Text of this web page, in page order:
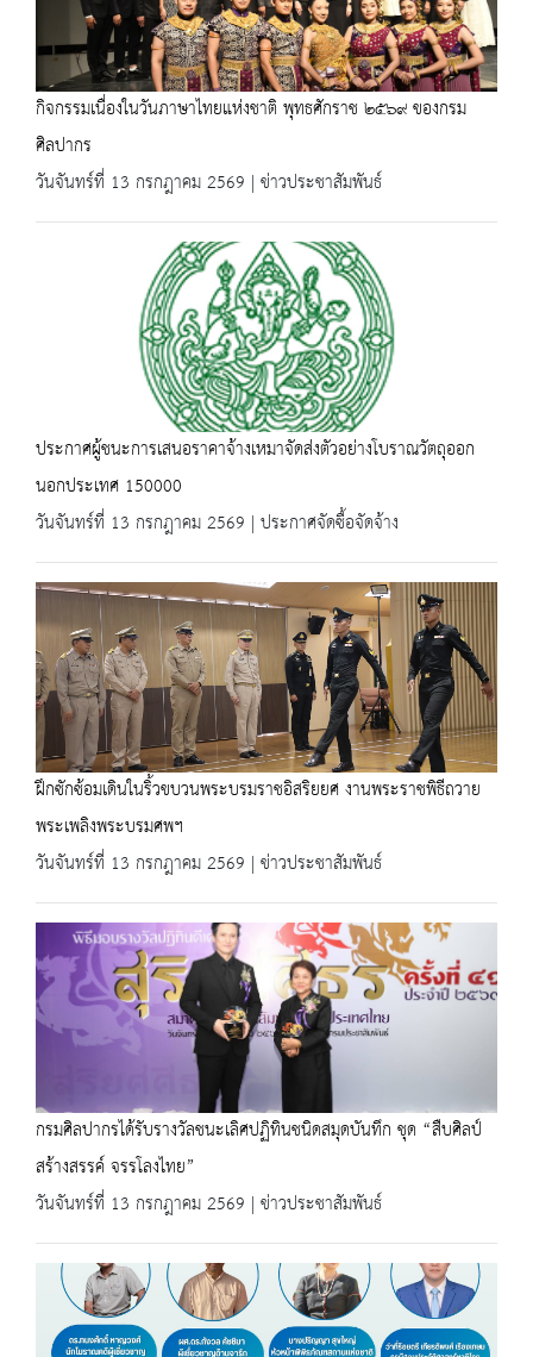
กิจกรรมเนื่องในวันภาษาไทยแห่งชาติ พุทธศักราช ๒๕๖๙ ของกรม
ศิลปากร
วันจันทร์ที่ 13 กรกฎาคม 2569 | ข่าวประชาสัมพันธ์
ประกาศผู้ชนะการเสนอราคาจ้างเหมาจัดส่งตัวอย่างโบราณวัตถุออก
นอกประเทศ 150000
วันจันทร์ที่ 13 กรกฎาคม 2569 | ประกาศจัดซื้อจัดจ้าง
ฝึกซักซ้อมเดินในริ้วขบวนพระบรมราชอิสริยยศ งานพระราชพิธีถวาย
พระเพลิงพระบรมศพฯ
วันจันทร์ที่ 13 กรกฎาคม 2569 | ข่าวประชาสัมพันธ์
กรมศิลปากรได้รับรางวัลชนะเลิศปฏิทินชนิดสมุดบันทึก ชุด “สืบศิลป์
สร้างสรรค์ จรรโลงไทย”
วันจันทร์ที่ 13 กรกฎาคม 2569 | ข่าวประชาสัมพันธ์